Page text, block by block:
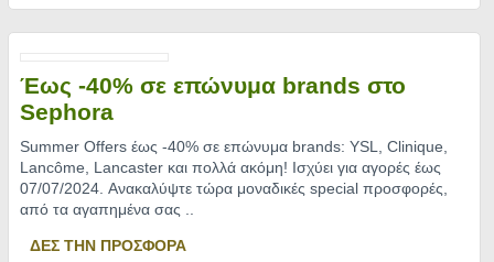
Έως -40% σε επώνυμα brands στο
Sephora
Summer Offers έως -40% σε επώνυμα brands: YSL, Clinique,
Lancôme, Lancaster και πολλά ακόμη! Ισχύει για αγορές έως
07/07/2024. Aνακαλύψτε τώρα μοναδικές special προσφορές,
από τα αγαπημένα σας
ΔΕΣ ΤΗΝ ΠΡΟΣΦΟΡΑ